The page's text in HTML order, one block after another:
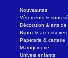
Nouveautés
Vêtements & sous-
Décoration & arts de
Bijoux & accessoires
Papeterie & carterie
Maroquinerie
Univers enfants